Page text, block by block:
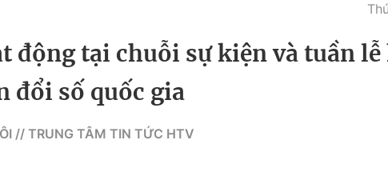
Phóng sự Khán giả HTV
động tại chuỗi sự kiện và tuần
đổi số quốc gia
// TRUNG TÂM TIN TỨC HTV